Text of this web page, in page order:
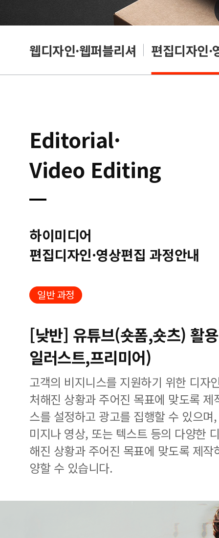
웹디자인·웹퍼블리셔 편집디자인·
Editorial·
Video Editing
하이미디어
편집디자인·영상편집 과정안내
일반 과정
[낮반] 유튜브(숏폼,숏츠) 활
일러스트,프리미어)
고객의 비지니스를 지원하기 위한 디자
처해진 상황과 주어진 목표에 맞도록
스를 설정하고 광고를 집행할 수 있으
미지나 영상, 또는 텍스트 등의 다양한
해진 상황과 주어진 목표에 맞도록 제
양할 수 있습니다.